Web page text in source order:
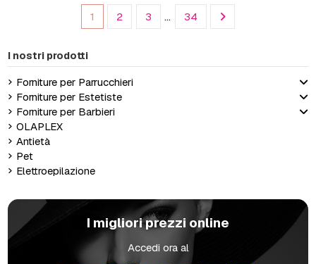
1 2 3 … 34
I nostri prodotti
Forniture per Parrucchieri
Forniture per Estetiste
Forniture per Barbieri
OLAPLEX
Antietà
Pet
Elettroepilazione
I migliori prezzi online
Accedi ora al